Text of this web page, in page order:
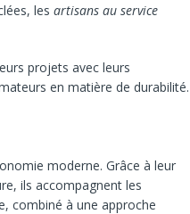
les artisans au service
projets avec leurs
en matière de durabilité.
moderne. Grâce à leur
ils accompagnent les
combiné à une approche